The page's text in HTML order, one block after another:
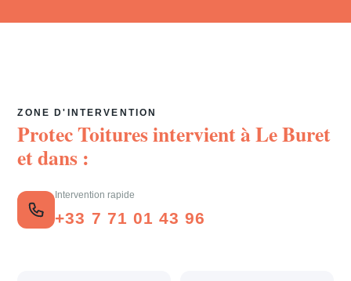
ZONE D'INTERVENTION
Protec Toitures intervient àLe Buret
et dans :
Intervention rapide
+33 7 71 01 43 96